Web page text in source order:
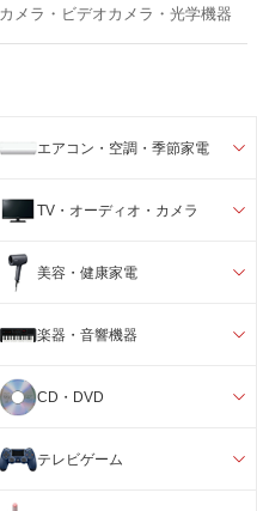
カメラ・ビデオカメラ・光学機器
エアコン・空調・季節家電
TV・オーディオ・カメラ
美容・健康家電
楽器・音響機器
CD・DVD
テレビゲーム